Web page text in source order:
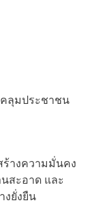
ลุมประชาชน
ร้างความมั่นคง
สะอาด และ
งยั่งยืน